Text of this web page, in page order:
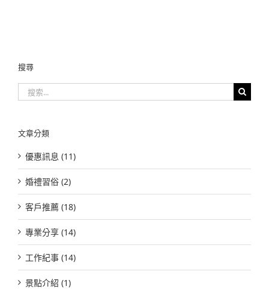
搜尋
索
果：
文章分類
優惠訊息 (11)
婚禮習俗 (2)
客戶推薦 (18)
專業分享 (14)
工作紀事 (14)
景點介紹 (1)